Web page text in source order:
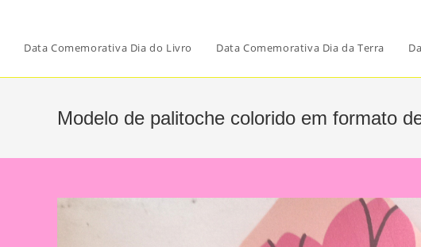
Data Comemorativa Dia do Livro Data Comemorativa Dia da Terra
Modelo de palitoche colorido em formato